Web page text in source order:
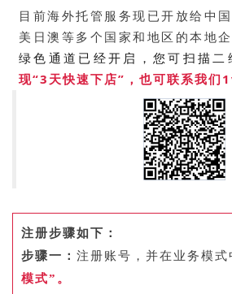
目前海外托管服务现已开放给中
美⽇澳等多个国家和地区的本地企
绿色通道已经开启，您可扫描二
现“3天快速下店”，也可联系我们
注册步骤如下：
步骤一： 注册账号，并在业务模式
模式”。